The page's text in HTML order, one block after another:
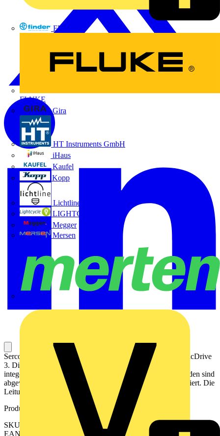
FINDER
FLUKE
Gira
HT Instruments GmbH
iHaus
Kaufel
Kopp
Lichtline
LIGHTCYCLE
Megger
Mersen
Sercoskabels für die motion-basierte Automatisierung mit PacDrive
3. Dieses Kabel verbindet den Sercos-Bus zwischen den
integerierten Antrieben Lexium ILM62. An beiden Kabelenden sind
abgewinkelte M12-Steckverbinder mit Quick Connect montiert. Die
Leitungslänge beträgt 0,7 m.
Produktkennzeichen
SKU: VW3E3064R007
EAN: 3606485393575